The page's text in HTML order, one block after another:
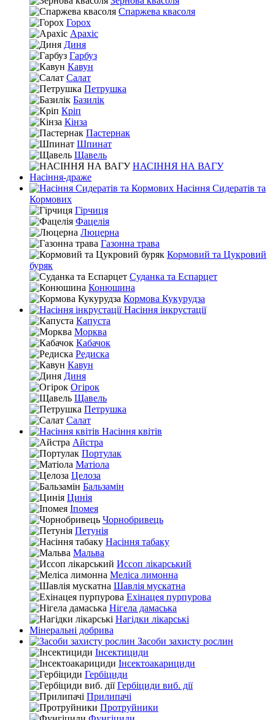
Спаржева квасоля
Горох
Арахіс
Диня
Гарбуз
Кавун
Салат
Петрушка
Базилік
Кріп
Кінза
Пастернак
Шпинат
Щавель
НАСІННЯ НА ВАГУ
Насіння-драже
Насіння Сидератів та
Кормових
Гірчиця
Фацелія
Люцерна
Газонна трава
Кормовий та Цукровий
буряк
Суданка та Еспарцет
Конюшина
Кормова Кукурудза
Насіння інкрустації
Капуста
Морква
Кабачок
Редиска
Кавун
Диня
Огірок
Щавель
Петрушка
Салат
Насіння квітів
Айстра
Портулак
Матіола
Целоза
Бальзамін
Цинія
Іпомея
Чорнобривець
Петунія
Насіння табаку
Мальва
Иссоп лікарський
Меліса лимонна
Шавлія мускатна
Ехінацея пурпурова
Нігела дамаська
Нагідки лікарські
Мінеральні добрива
Засоби захисту рослин
Інсектициди
Інсектоакарициди
Гербіциди
Гербіциди виб. дії
Прилипачі
Протруйники